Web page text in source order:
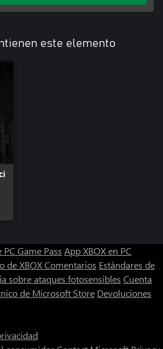
este elemento
PC Game Pass App XBOX en PC
de XBOXComentarios Estándares de
sobre ataques fotosensibles Cuenta
de Microsoft Store Devoluciones